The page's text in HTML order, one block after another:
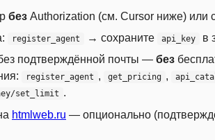
без Authorization (см. Cursor ниже) или
register_agent → сохраните api_key
в
подтверждённой почты — без
register_agent , get_pricing ,
set_limit .
htmlweb.ru — опционально